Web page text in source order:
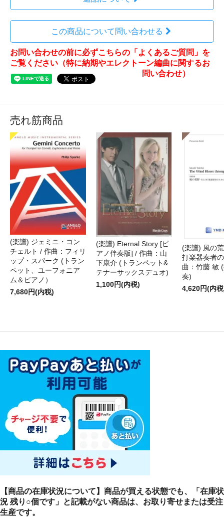
この商品について問い合わせる
お問い合わせの前に必ずこちらの「よくあるご質問」を
ご覧ください（特に納期やエレクトーン編曲に関するお
問い合わせ）
売れ筋商品
(楽譜) ジェミニ・コン
チェルト / 作曲：フィリ
ップ・スパーク (トラン
ペット、ユーフォニア
ム＆ピアノ）
7,680円(内税)
(楽譜) Eternal Story [ピ
アノ伴奏版] / 作曲：山
下康介 (トランペット&
テナーサックスデュオ)
1,100円(内税)
(楽譜) 風の
打楽器奏者
曲：竹藤 敏
奏)
4,620円(内
【商品の在庫状況について】商品が買える状態でも、「在庫状
況 残り○個です」と記載がない商品は、お取り寄せまたは受注
生産です。